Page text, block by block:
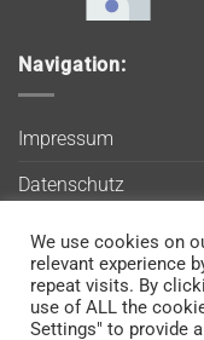
Navigation:
Impressum
Datenschutz
AGB
Blog
Kontakt
We use cookies on
relevant experience
repeat visits. By
use of ALL the
Settings" to provide
Wir verwenden
unserer Website die
Sie diese Website